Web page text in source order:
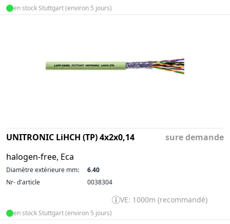
en stock Stuttgart (environ 5 jours)
UNITRONIC LiHCH (TP) 4x2x0,14
halogen-free, Eca
sure demande
Diamètre extérieure mm:
6.40
Nr- d'article
0038304
VE: 1000m (recommandé)
en stock Stuttgart (environ 5 jours)